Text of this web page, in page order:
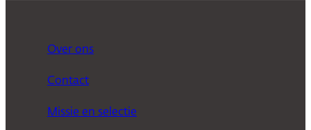
Over ons
Contact
Missie en selectie